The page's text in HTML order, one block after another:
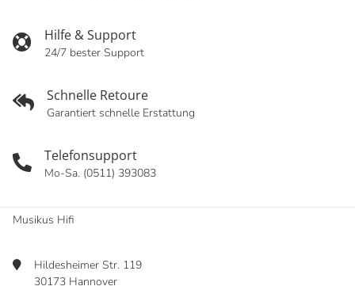
Hilfe & Support
24/7 bester Support
Schnelle Retoure
Garantiert schnelle Erstattung
Telefonsupport
Mo-Sa. (0511) 393083
Musikus Hifi
Hildesheimer Str. 119
30173 Hannover